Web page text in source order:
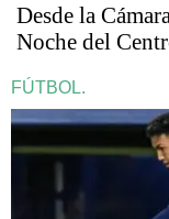
Desde la
Noche del
FÚTBOL.